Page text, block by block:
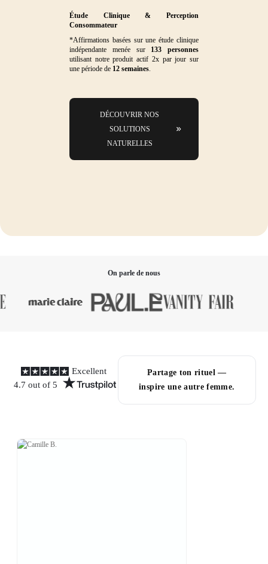
Étude Clinique & Perception
Consommateur
*Affirmations basées sur une étude clinique
indépendante menée sur 133 personnes
utilisant notre produit actif 2x par jour sur
une période de 12 semaines.
DÉCOUVRIR NOS
SOLUTIONS
NATURELLES
On parle de nous
Excellent
4.7 out of 5
Partage ton rituel —
inspire une autre femme.